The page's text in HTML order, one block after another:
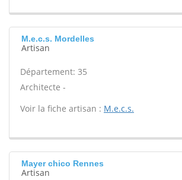
M.e.c.s. Mordelles
Artisan
Département: 35
Architecte -
Voir la fiche artisan : M.e.c.s.
Mayer chico Rennes
Artisan